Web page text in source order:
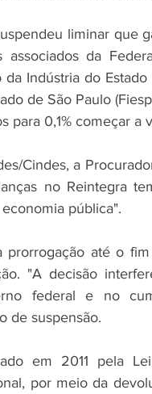
liminar que
associados da
da Indústria do
de São Paulo
para 0,1% começar a
Cindes, a
no Reintegra
pública".
prorrogação até o
"A decisão
federal e no
de suspensão.
em 2011 pela
por meio da